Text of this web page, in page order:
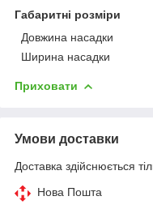
Габаритні розміри
Довжина насадки
Ширина насадки
Приховати
Умови доставки
Доставка здійснюється
Нова Пошта